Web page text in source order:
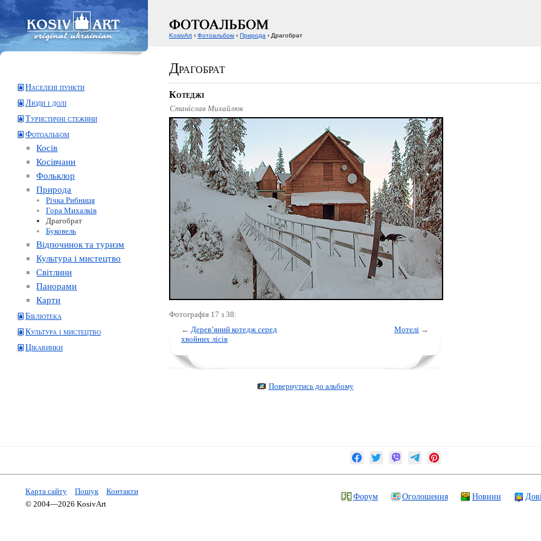
Драгобрат
Населені пункти
Люди і долі
Туристичні стежини
Фотоальбом
Косів
Косівчани
Фольклор
Природа
Річка Рибниця
Гора Михалків
Драгобрат
Буковель
Відпочинок та туризм
Культура і мистецтво
Світлини
Панорами
Карти
Бібліотека
Культура і мистецтво
Цікавинки
Котеджі
Станіслав Михайлюк
Фотографія 17 з 38:
← Дерев’яний котедж серед
хвойних лісів
Мотелі →
Повернутись до альбому
KosivArt ‹ Фотоальбом ‹ Природа ‹ Драгобрат
Карта сайту Пошук
Контакти
© 2004—2026 KosivArt
Форум Оголошення Новини